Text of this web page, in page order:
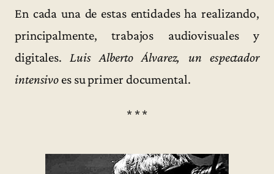
En cada una de estas entidades ha realizando,
principalmente, trabajos audiovisuales y
digitales.Luis Alberto Álvarez, un espectador
intensivo es su primer documental.
* * *